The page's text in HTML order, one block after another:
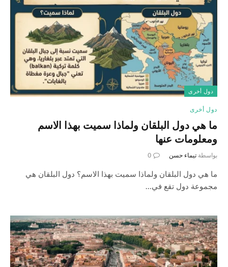
دول أخرى
دول أخرى
ما هي دول البلقان ولماذا سميت بهذا الاسم
ومعلومات عنها
بواسطة تيماء حسن 0
ما هي دول البلقان ولماذا سميت بهذا الاسم؟ دول البلقان هي
مجموعة دول تقع في…